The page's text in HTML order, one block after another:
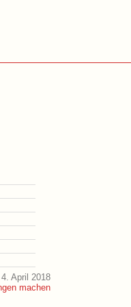
April 2018